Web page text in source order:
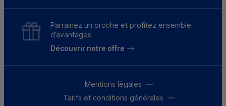
Parrainez un proche et profitez ensemble
d’avantages
Découvrir notre offre
Mentions légales
Tarifs et conditions générales